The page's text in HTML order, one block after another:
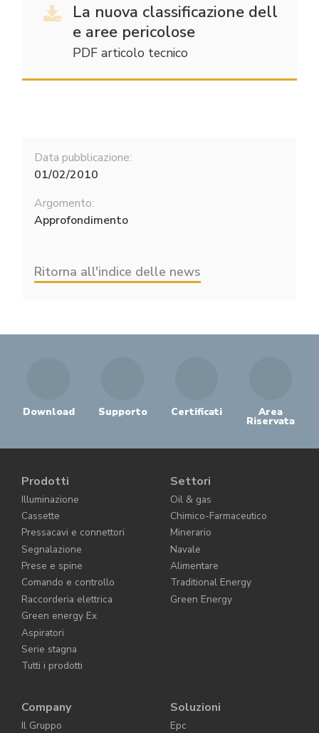
La nuova classificazione dell
e aree pericolose
PDF articolo tecnico
Data pubblicazione:
01/02/2010
Argomento:
Approfondimento
Ritorna all'indice delle news
Download Supporto Certificati Area
Riservata
Prodotti
Illuminazione
Cassette
Pressacavi e connettori
Segnalazione
Prese e spine
Comando e controllo
Raccorderia elettrica
Green energy Ex
Aspiratori
Serie stagna
Tutti i prodotti
Settori
Oil & gas
Chimico-Farmaceutico
Minerario
Navale
Alimentare
Traditional Energy
Green Energy
Company
Il Gruppo
Soluzioni
Epc